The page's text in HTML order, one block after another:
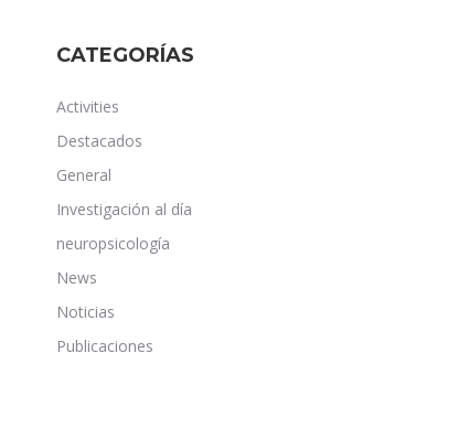
CATEGORÍAS
Activities
Destacados
General
Investigación al día
neuropsicología
News
Noticias
Publicaciones